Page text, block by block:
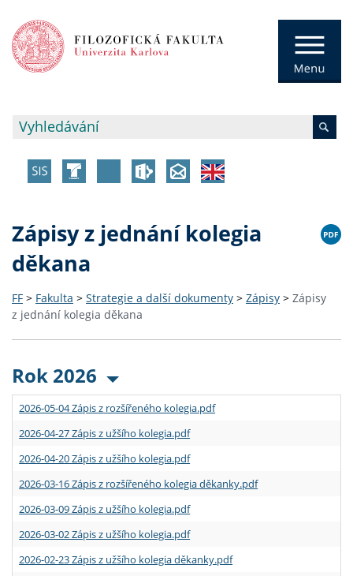
Zápisy z jednání kolegia
děkana
FF > Fakulta > Strategie a další dokumenty > Zápisy > Zápisy
z jednání kolegia děkana
Rok 2026
2026-05-04 Zápis z rozšířeného kolegia.pdf
2026-04-27 Zápis z užšího kolegia.pdf
2026-04-20 Zápis z užšího kolegia.pdf
2026-03-16 Zápis z rozšířeného kolegia děkanky.pdf
2026-03-09 Zápis z užšího kolegia.pdf
2026-03-02 Zápis z užšího kolegia.pdf
2026-02-23 Zápis z užšího kolegia děkanky.pdf